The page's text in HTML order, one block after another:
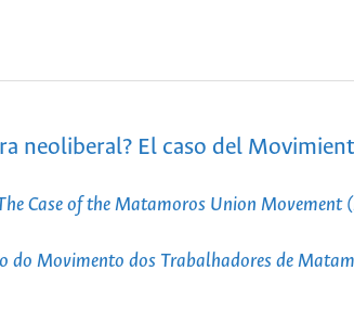
neoliberal? El caso del
Case of the Matamoros Union
do Movimento dos Trabalhadores de